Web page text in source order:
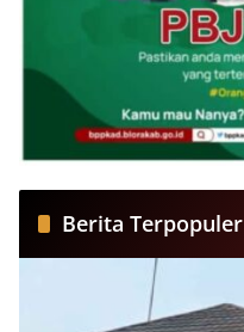
Berita Terpopuler